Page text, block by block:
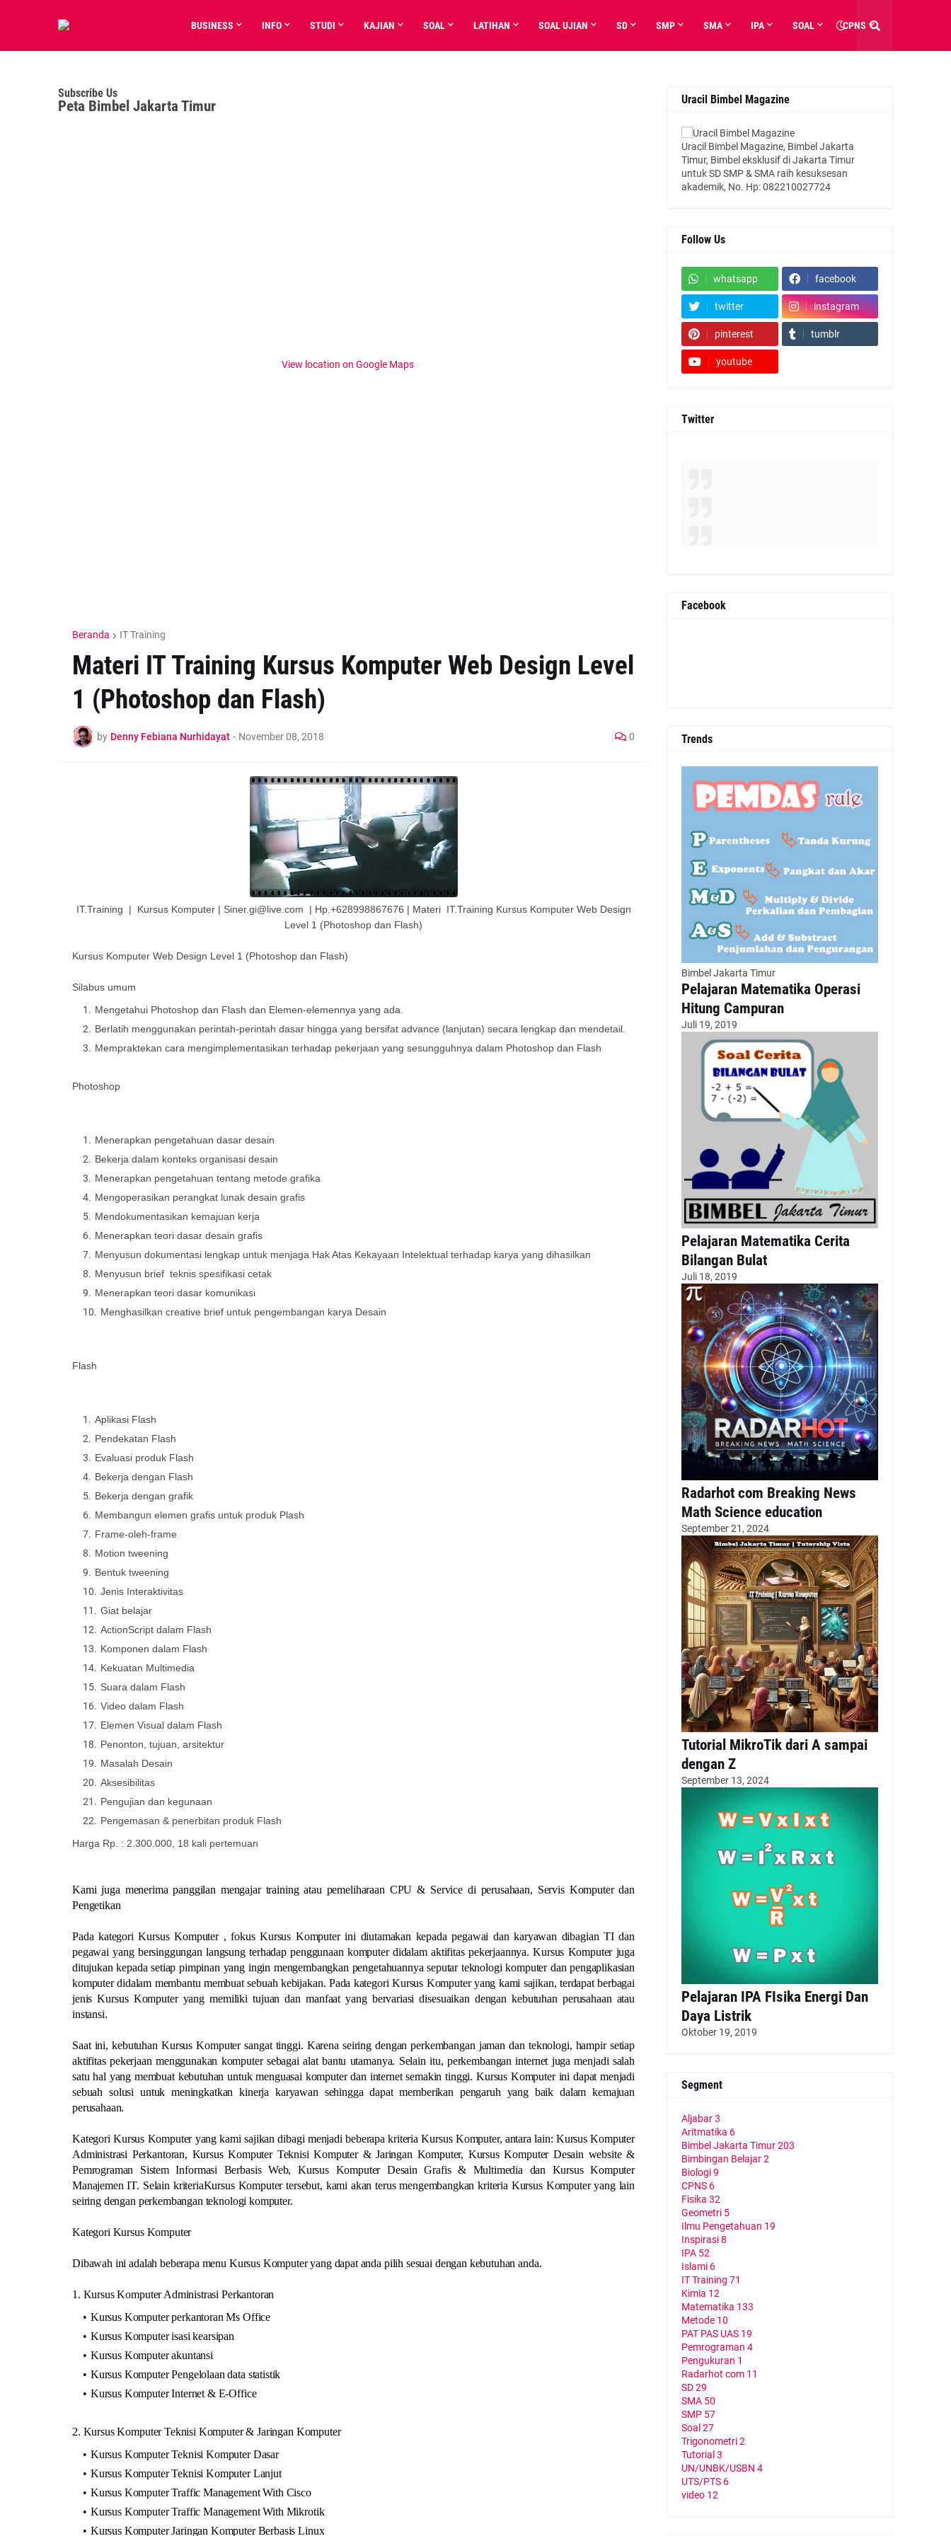
BUSINESS INFO STUDI KAJIAN SOAL LATIHAN SOAL UJIAN SD SMP SMA IPA SOAL CPNS
Subscribe Us
Peta Bimbel Jakarta Timur
View location on Google Maps
Beranda IT Training
Materi IT Training Kursus Komputer Web Design Level
1 (Photoshop dan Flash)
by Denny Febiana Nurhidayat - November 08, 2018 0
IT.Training | Kursus Komputer | Siner.gi@live.com | Hp.+628998867676 | Materi IT.Training Kursus Komputer Web Design
Level 1 (Photoshop dan Flash)
Kursus Komputer Web Design Level 1 (Photoshop dan Flash)
Silabus umum
Mengetahui Photoshop dan Flash dan Elemen-elemennya yang ada.
Berlatih menggunakan perintah-perintah dasar hingga yang bersifat advance (lanjutan) secara lengkap dan mendetail.
Mempraktekan cara mengimplementasikan terhadap pekerjaan yang sesungguhnya dalam Photoshop dan Flash
Photoshop
Menerapkan pengetahuan dasar desain
Bekerja dalam konteks organisasi desain
Menerapkan pengetahuan tentang metode grafika
Mengoperasikan perangkat lunak desain grafis
Mendokumentasikan kemajuan kerja
Menerapkan teori dasar desain grafis
Menyusun dokumentasi lengkap untuk menjaga Hak Atas Kekayaan Intelektual terhadap karya yang dihasilkan
Menyusun brief teknis spesifikasi cetak
Menerapkan teori dasar komunikasi
Menghasilkan creative brief untuk pengembangan karya Desain
Flash
Aplikasi Flash
Pendekatan Flash
Evaluasi produk Flash
Bekerja dengan Flash
Bekerja dengan grafik
Membangun elemen grafis untuk produk Plash
Frame-oleh-frame
Motion tweening
Bentuk tweening
Jenis Interaktivitas
Giat belajar
ActionScript dalam Flash
Komponen dalam Flash
Kekuatan Multimedia
Suara dalam Flash
Video dalam Flash
Elemen Visual dalam Flash
Penonton, tujuan, arsitektur
Masalah Desain
Aksesibilitas
Pengujian dan kegunaan
Pengemasan & penerbitan produk Flash
Harga Rp. : 2.300.000, 18 kali pertemuan
Kami juga menerima panggilan mengajar training atau pemeliharaan CPU & Service di perusahaan, Servis Komputer dan
Pengetikan
Pada kategori Kursus Komputer , fokus Kursus Komputer ini diutamakan kepada pegawai dan karyawan dibagian TI dan
pegawai yang bersinggungan langsung terhadap penggunaan komputer didalam aktifitas pekerjaannya. Kursus Komputer juga
ditujukan kepada setiap pimpinan yang ingin mengembangkan pengetahuannya seputar teknologi komputer dan pengaplikasian
komputer didalam membantu membuat sebuah kebijakan. Pada kategori Kursus Komputer yang kami sajikan, terdapat berbagai
jenis Kursus Komputer yang memiliki tujuan dan manfaat yang bervariasi disesuaikan dengan kebutuhan perusahaan atau
instansi.
Saat ini, kebutuhan Kursus Komputer sangat tinggi. Karena seiring dengan perkembangan jaman dan teknologi, hampir setiap
aktifitas pekerjaan menggunakan komputer sebagai alat bantu utamanya. Selain itu, perkembangan internet juga menjadi salah
satu hal yang membuat kebutuhan untuk menguasai komputer dan internet semakin tinggi. Kursus Komputer ini dapat menjadi
sebuah solusi untuk meningkatkan kinerja karyawan sehingga dapat memberikan pengaruh yang baik dalam kemajuan
perusahaan.
Kategori Kursus Komputer yang kami sajikan dibagi menjadi beberapa kriteria Kursus Komputer, antara lain: Kursus Komputer
Administrasi Perkantoran, Kursus Komputer Teknisi Komputer & Jaringan Komputer, Kursus Komputer Desain website &
Pemrograman Sistem Informasi Berbasis Web, Kursus Komputer Desain Grafis & Multimedia dan Kursus Komputer
Manajemen IT. Selain kriteriaKursus Komputer tersebut, kami akan terus mengembangkan kriteria Kursus Komputer yang lain
seiring dengan perkembangan teknologi komputer.
Kategori Kursus Komputer
Dibawah ini adalah beberapa menu Kursus Komputer yang dapat anda pilih sesuai dengan kebutuhan anda.
1. Kursus Komputer Administrasi Perkantoran
Kursus Komputer perkantoran Ms Office
Kursus Komputer isasi kearsipan
Kursus Komputer akuntansi
Kursus Komputer Pengelolaan data statistik
Kursus Komputer Internet & E-Office
2. Kursus Komputer Teknisi Komputer & Jaringan Komputer
Kursus Komputer Teknisi Komputer Dasar
Kursus Komputer Teknisi Komputer Lanjut
Kursus Komputer Traffic Management With Cisco
Kursus Komputer Traffic Management With Mikrotik
Kursus Komputer Jaringan Komputer Berbasis Linux
Uracil Bimbel Magazine
Uracil Bimbel Magazine, Bimbel Jakarta
Timur, Bimbel eksklusif di Jakarta Timur
untuk SD SMP & SMA raih kesuksesan
akademik, No. Hp: 082210027724
Follow Us
whatsapp facebook
twitter instagram
pinterest tumblr
youtube
Twitter
Facebook
Trends
Bimbel Jakarta Timur
Pelajaran Matematika Operasi
Hitung Campuran
Juli 19, 2019
Pelajaran Matematika Cerita
Bilangan Bulat
Juli 18, 2019
Radarhot com Breaking News
Math Science education
September 21, 2024
Tutorial MikroTik dari A sampai
dengan Z
September 13, 2024
Pelajaran IPA FIsika Energi Dan
Daya Listrik
Oktober 19, 2019
Segment
Aljabar3
Aritmatika 6
Bimbel Jakarta Timur203
Bimbingan Belajar2
Biologi9
CPNS 6
Fisika 32
Geometri 5
Ilmu Pengetahuan 19
Inspirasi8
IPA 52
Islami 6
IT Training 71
Kimia 12
Matematika 133
Metode 10
PAT PAS UAS 19
Pemrograman 4
Pengukuran 1
Radarhot com 11
SD29
SMA 50
SMP 57
Soal 27
Trigonometri2
Tutorial 3
UN/UNBK/USBN 4
UTS/PTS 6
video 12